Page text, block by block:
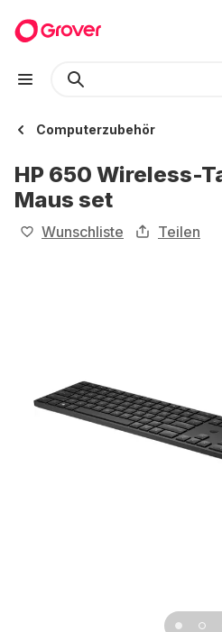
Computerzubehör
HP 650 Wireless-
Maus set
Wunschliste Teilen